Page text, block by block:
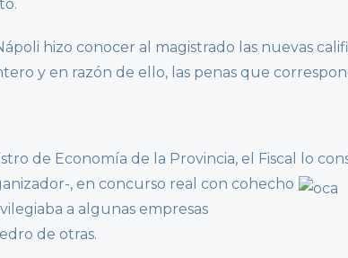
hizo conocer al magistrado las nuevas
y en razón de ello, las penas que
de Economía de la Provincia, el Fiscal lo
, en concurso real con cohecho
a algunas empresas
de otras.